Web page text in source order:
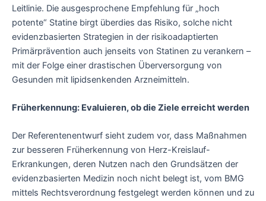
Leitlinie. Die ausgesprochene Empfehlung für „hoch
potente“ Statine birgt überdies das Risiko, solche nicht
evidenzbasierten Strategien in der risikoadaptierten
Primärprävention auch jenseits von Statinen zu verankern –
mit der Folge einer drastischen Überversorgung von
Gesunden mit lipidsenkenden Arzneimitteln.
Früherkennung: Evaluieren, ob die Ziele erreicht werden
Der Referentenentwurf sieht zudem vor, dass Maßnahmen
zur besseren Früherkennung von Herz-Kreislauf-
Erkrankungen, deren Nutzen nach den Grundsätzen der
evidenzbasierten Medizin noch nicht belegt ist, vom BMG
mittels Rechtsverordnung festgelegt werden können und zu